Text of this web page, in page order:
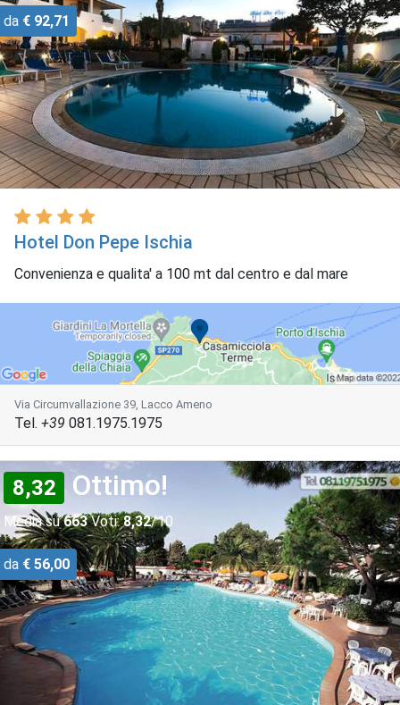
da € 92,71
Hotel Don Pepe Ischia
Convenienza e qualita' a 100 mt dal centro e dal mare
Via Circumvallazione 39, Lacco Ameno
Tel. +39 081.1975.1975
8,32 Ottimo!
Media su663Voti: 8,32/10
da € 56,00